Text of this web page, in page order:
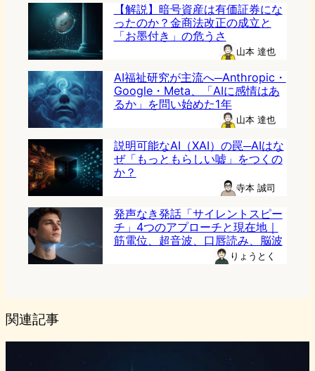
【解説】暗号資産は有価証券にな
ったのか？金商法改正の成立と
「お墨付き」の危うさ
山本 達也
AI福祉研究が主流へ─Anthropic・
Google・Meta、「AIに感情はあ
るか」を問い始めた1年
山本 達也
説明可能なAI（XAI）の罠─AIはな
ぜ「もっともらしい嘘」をつくの
か？
寺本 誠司
発声なき発話「サイレントスピー
チ」4つのアプローチと現在地｜
筋電位、超音波、口唇読み、脳波
りょうとく
関連記事